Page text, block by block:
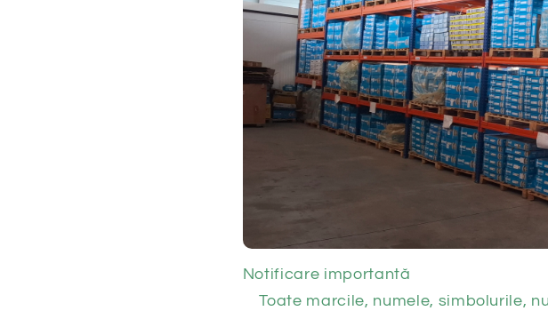
Notificare importantă
Toate marcile, numele, simbolurile,